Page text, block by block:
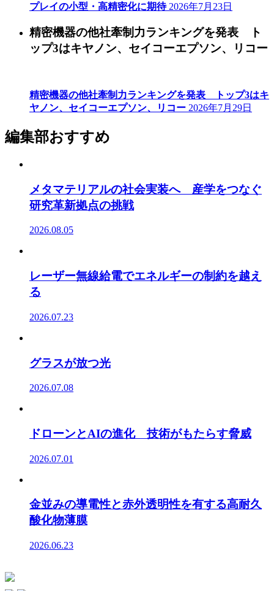
プレイの小型・高精密化に期待 2026年7月23日
精密機器の他社牽制力ランキングを発表 ト
ップ3はキヤノン、セイコーエプソン、リコー
精密機器の他社牽制力ランキングを発表 トップ3はキ
ヤノン、セイコーエプソン、リコー 2026年7月29日
編集部おすすめ
メタマテリアルの社会実装へ 産学をつなぐ
研究革新拠点の挑戦
2026.08.05
レーザー無線給電でエネルギーの制約を越え
る
2026.07.23
グラスが放つ光
2026.07.08
ドローンとAIの進化 技術がもたらす脅威
2026.07.01
金並みの導電性と赤外透明性を有する高耐久
酸化物薄膜
2026.06.23